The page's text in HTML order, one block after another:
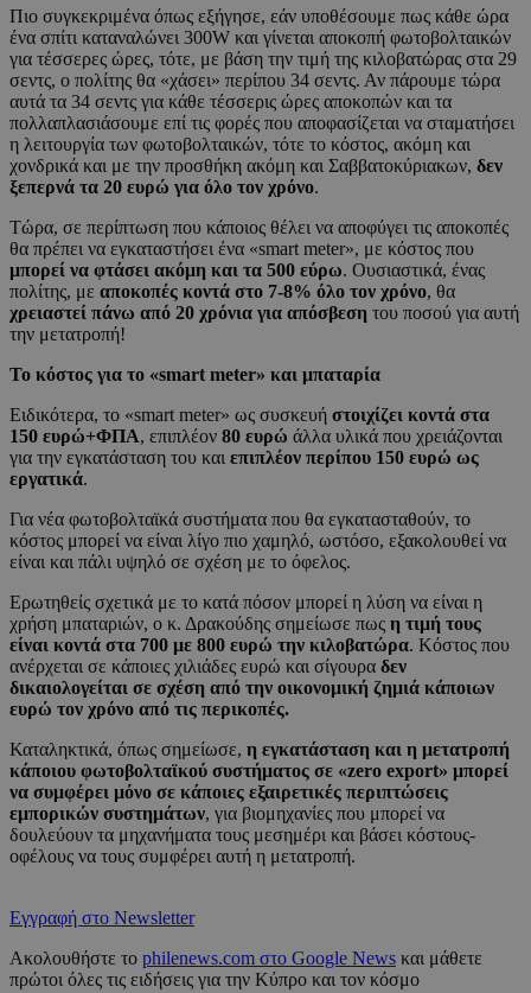
Πιο συγκεκριμένα όπως εξήγησε, εάν υποθέσουμε πως κάθε ώρα
ένα σπίτι καταναλώνει 300W και γίνεται αποκοπή φωτοβολταικών
για τέσσερες ώρες, τότε, με βάση την τιμή της κιλοβατώρας στα 29
σεντς, ο πολίτης θα «χάσει» περίπου 34 σεντς. Αν πάρουμε τώρα
αυτά τα 34 σεντς για κάθε τέσσερις ώρες αποκοπών και τα
πολλαπλασιάσουμε επί τις φορές που αποφασίζεται να σταματήσει
η λειτουργία των φωτοβολταικών, τότε το κόστος, ακόμη και
χονδρικά και με την προσθήκη ακόμη και Σαββατοκύριακων, δεν
ξεπερνά τα 20 ευρώ για όλο τον χρόνο.
Τώρα, σε περίπτωση που κάποιος θέλει να αποφύγει τις αποκοπές
θα πρέπει να εγκαταστήσει ένα «smart meter», με κόστος που
μπορεί να φτάσει ακόμη και τα 500 εύρω. Ουσιαστικά, ένας
πολίτης, με αποκοπές κοντά στο 7-8% όλο τον χρόνο, θα
χρειαστεί πάνω από 20 χρόνια για απόσβεση του ποσού για αυτή
την μετατροπή!
Το κόστος για το «smart meter» και μπαταρία
Ειδικότερα, το «smart meter» ως συσκευή στοιχίζει κοντά στα
150 ευρώ+ΦΠΑ, επιπλέον 80 ευρώ άλλα υλικά που χρειάζονται
για την εγκατάσταση του και επιπλέον περίπου 150 ευρώ ως
εργατικά.
Για νέα φωτοβολταϊκά συστήματα που θα εγκατασταθούν, το
κόστος μπορεί να είναι λίγο πιο χαμηλό, ωστόσο, εξακολουθεί να
είναι και πάλι υψηλό σε σχέση με το όφελος.
Ερωτηθείς σχετικά με το κατά πόσον μπορεί η λύση να είναι η
χρήση μπαταριών, ο κ. Δρακούδης σημείωσε πως η τιμή τους
είναι κοντά στα 700 με 800 ευρώ την κιλοβατώρα. Κόστος που
ανέρχεται σε κάποιες χιλιάδες ευρώ και σίγουρα δεν
δικαιολογείται σε σχέση από την οικονομική ζημιά κάποιων
ευρώ τον χρόνο από τις περικοπές.
Καταληκτικά, όπως σημείωσε, η εγκατάσταση και η μετατροπή
κάποιου φωτοβολταϊκού συστήματος σε «zero export» μπορεί
να συμφέρει μόνο σε κάποιες εξαιρετικές περιπτώσεις
εμπορικών συστημάτων, για βιομηχανίες που μπορεί να
δουλεύουν τα μηχανήματα τους μεσημέρι και βάσει κόστους-
οφέλους να τους συμφέρει αυτή η μετατροπή.
Εγγραφή στο Newsletter
Ακολουθήστε το philenews.com στο Google News και μάθετε
πρώτοι όλες τις ειδήσεις για την Κύπρο και τον κόσμο